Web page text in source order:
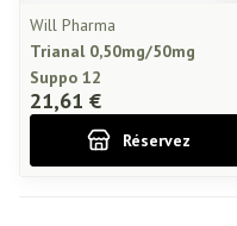
Will Pharma
Trianal 0,50mg/50mg
Suppo 12
21,61 €
Réservez